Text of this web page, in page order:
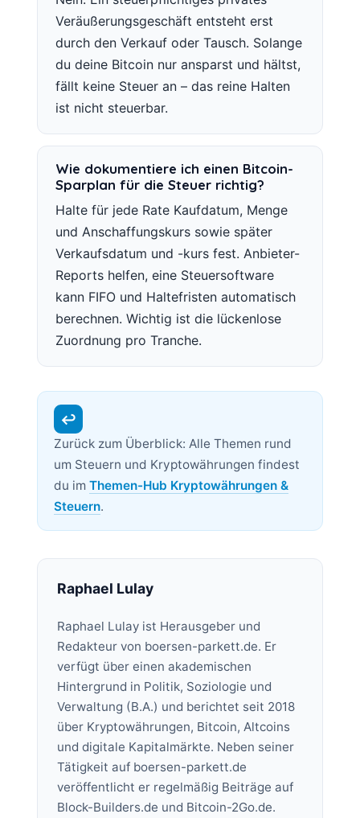
Veräußerungsgeschäft entsteht erst
durch den Verkauf oder Tausch. Solange
du deine Bitcoin nur ansparst und hältst,
fällt keine Steuer an – das reine Halten
ist nicht steuerbar.
Wie dokumentiere ich einen Bitcoin-
Sparplan für die Steuer richtig?
Halte für jede Rate Kaufdatum, Menge
und Anschaffungskurs sowie später
Verkaufsdatum und -kurs fest. Anbieter-
Reports helfen, eine Steuersoftware
kann FIFO und Haltefristen automatisch
berechnen. Wichtig ist die lückenlose
Zuordnung pro Tranche.
↩
Zurück zum Überblick: Alle Themen rund
um Steuern und Kryptowährungen findest
du im Themen-Hub Kryptowährungen &
Steuern.
Raphael Lulay
Raphael Lulay ist Herausgeber und
Redakteur von boersen-parkett.de. Er
verfügt über einen akademischen
Hintergrund in Politik, Soziologie und
Verwaltung (B.A.) und berichtet seit 2018
über Kryptowährungen, Bitcoin, Altcoins
und digitale Kapitalmärkte. Neben seiner
Tätigkeit auf boersen-parkett.de
veröffentlicht er regelmäßig Beiträge auf
Block-Builders.de und Bitcoin-2Go.de.